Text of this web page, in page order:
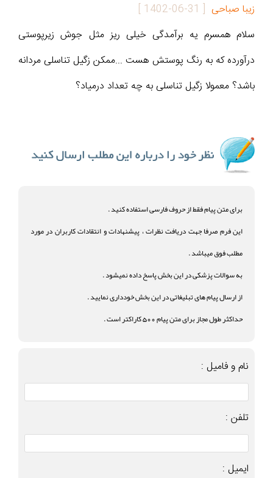
زیبا صباحی [
1402-06-31
]
سلام همسرم یه برآمدگی خیلی ریز مثل جوش زیرپوستی
درآورده که به رنگ پوستش هست ...ممکن زگیل تناسلی مردانه
باشد؟ معمولا زگیل تناسلی به چه تعداد درمیاد؟
برای متن پیام فقط از حروف فارسی استفاده کنید .
این فرم صرفا جهت دریافت نظرات ، پیشنهادات و انتقادات کاربران در مورد
مطلب فوق میباشد .
به سوالات پزشکی در این بخش پاسخ داده نمیشود .
از ارسال پیام های تبلیغاتی در این بخش خودداری نمایید .
حداکثر طول مجاز برای متن پیام 500 کاراکتر است .
نام و فامیل :
تلفن :
ایمیل :